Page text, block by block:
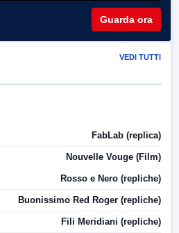
Guarda ora
VEDI TUTTI
FabLab (replica)
Nouvelle Vouge (Film)
Rosso e Nero (repliche)
Buonissimo Red Roger (repliche)
Fili Meridiani (repliche)